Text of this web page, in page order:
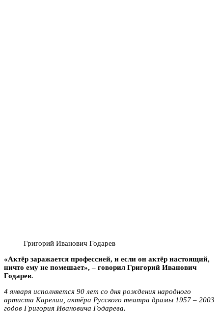
Григорий Иванович Годарев
«Актёр заражается профессией, и если он актёр настоящий,
ничто ему не помешает», – говорил Григорий Иванович
Годарев.
4 января исполняется 90 лет со дня рождения народного
артиста Карелии, актёра Русского театра драмы 1957 – 2003
годов Григория Ивановича Годарева.